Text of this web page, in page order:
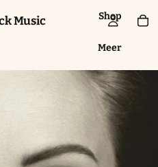
Shop
Meer
Music